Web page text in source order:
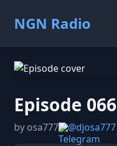
NGN Radio
Episode 066
by osa777 @djosa777